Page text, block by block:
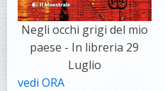
Negli occhi grigi del mio
paese - In libreria 29
Luglio
vedi ORA